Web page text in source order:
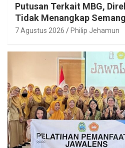
Putusan Terkait MBG,
Tidak Menangkap
7 Agustus 2026 Philip Jehamun